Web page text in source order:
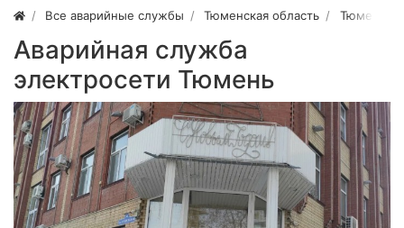
Все аварийные службы Тюменская область Тюмень
Аварийная служба
электросети Тюмень